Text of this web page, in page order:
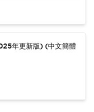
年更新版) (中文簡體